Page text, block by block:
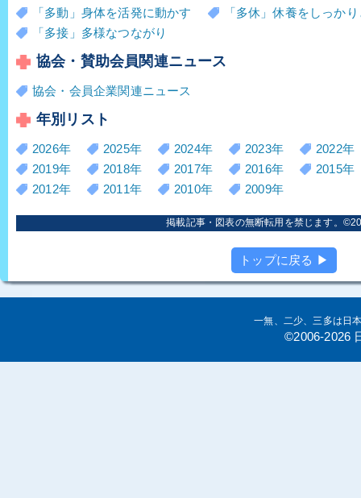
「多動」身体を活発に動かす
「多休」休養をしっか
「多接」多様なつながり
協会・賛助会員関連ニュース
協会・会員企業関連ニュース
年別リスト
2026年 2025年 2024年 2023年
2022年
2019年
2018年 2017年 2016年
2015年
2012年
2011年 2010年 2009年
掲載記事・図表の無断転用を禁じます。
トップに戻る ▶
一無、二少、三多は日
©2006-2026